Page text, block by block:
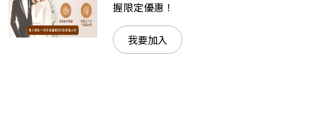
握限定優惠！
我要加入